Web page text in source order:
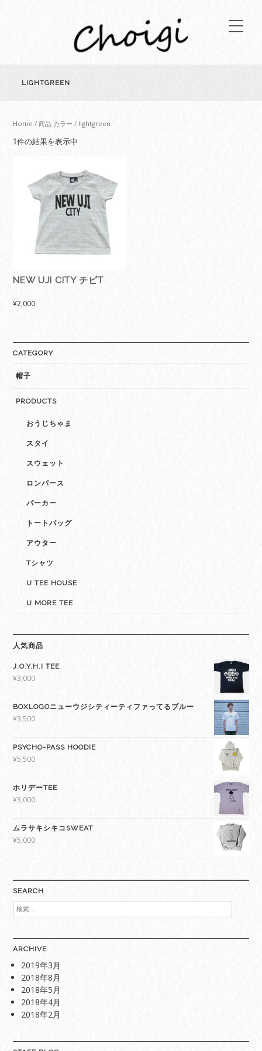
LIGHTGREEN
Home / 商品 カラー / lightgreen
1件の結果を表示中
NEW UJI CITY チビT
¥2,000
CATEGORY
帽子
PRODUCTS
おうじちゃま
スタイ
スウェット
ロンパース
パーカー
トートバッグ
アウター
Tシャツ
U TEE HOUSE
U MORE TEE
人気商品
J.O.Y.H.I TEE
¥3,000
BOXLOGOニューウジシティーティファってるブルー
¥3,500
PSYCHO-PASS HOODIE
¥5,500
ホリデーTEE
¥3,000
ムラサキシキコSWEAT
¥5,000
SEARCH
検
索:
ARCHIVE
2019年3月
2018年8月
2018年5月
2018年4月
2018年2月